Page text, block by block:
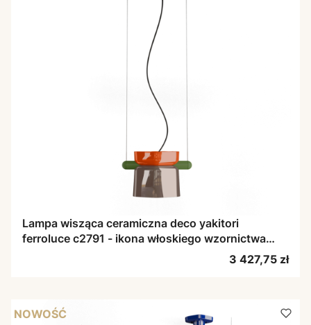
Lampa wisząca ceramiczna deco yakitori
ferroluce c2791 - ikona włoskiego wzornictwa
Cena
3 427,75 zł
NOWOŚĆ